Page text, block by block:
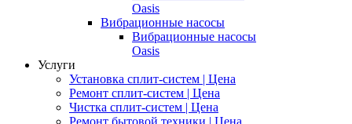
Oasis
Вибрационные насосы
Вибрационные насосы
Oasis
Услуги
Установка сплит-систем | Цена
Ремонт сплит-систем | Цена
Чистка сплит-систем | Цена